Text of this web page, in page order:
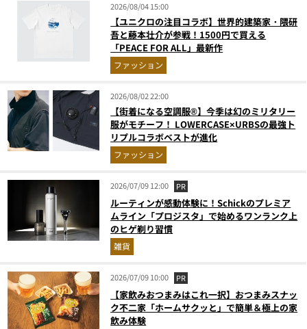
2026/08/04 15:00
【ユニクロの注目コラボ】世界的建築家・隈研
吾と藤本壮介が参戦！1500円で買える
「PEACE FOR ALL」最新作
ファッション
2026/08/02 22:00
【街着になる空調服®】今季は幻のミリタリー
服がモチーフ！ LOWERCASE×URBSの最強ト
リプルコラボベストが進化
ファッション
2026/07/09 12:00 PR
ルーティンが感動体験に！Schickのプレミア
ムライン「プロジスタ」で始めるワンランク上
のヒゲ剃り習慣
雑貨
2026/07/09 10:00 PR
【家飲みおつまみはこれ一択】おつまみスナッ
ク不二家「ホームサクッと」で簡単＆極上の家
飲み体験